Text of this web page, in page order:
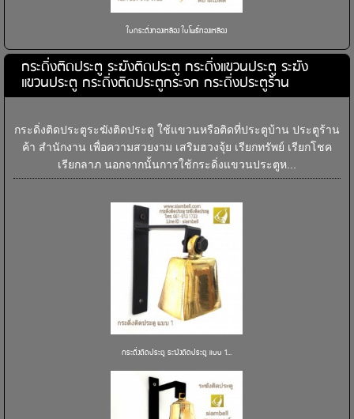
ใบกระดิ่งทองเหลือง ใบโพธิ์ทองเหลือง
กระดิ่งติดประตู ระฆังติดประตู กระดิ่งแขวนประตู ระฆัง
แขวนประตู กระดิ่งติดประตูกระจก กระดิ่งประตูร้าน
กระดิ่งติดประตูระฆังติดประตู ใช้แขวนหรือติดที่ประตูบ้าน ประตูร้าน
ค้า สำนักงาน เพื่อความสวยงาม เสริมฮวงจุ้ย เรียกทรัพย์ เรียกโชค
เรียกลาภ นอกจากนั้นการใช้กระดิ่งแขวนประตูห...
กระดิ่งติดประตู ระฆังติดประตู แบบ 1...